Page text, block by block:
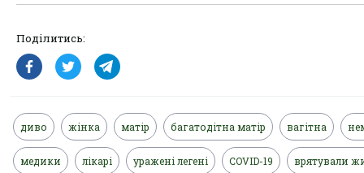
Поділитись:
диво жінка матір багатодітна матір вагітна
медики лікарі уражені легені COVID-19 врятували